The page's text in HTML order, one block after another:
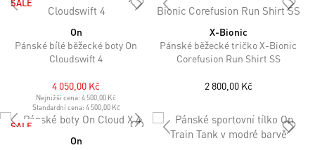
SALE
On
Pánské bílé běžecké boty On
Cloudswift 4
4 050,00 Kč
Nejnižší cena:4 500,00 Kč
Standardní cena: 4 500,00 Kč
X-Bionic
Pánské běžecké tričko X-Bionic
Corefusion Run Shirt SS
2 800,00 Kč
SALE
On